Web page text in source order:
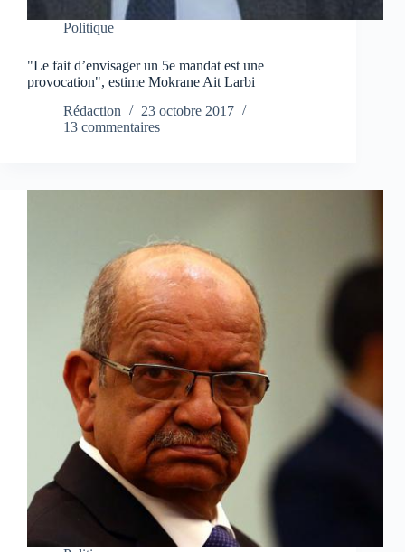
Politique
"Le fait d’envisager un 5e mandat est une
provocation", estime Mokrane Ait Larbi
Rédaction
23 octobre 2017
13 commentaires